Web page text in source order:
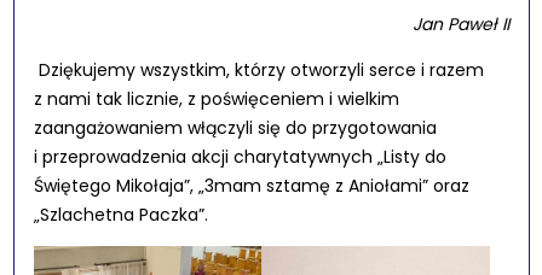
Jan Paweł II
Dziękujemy wszystkim, którzy otworzyli serce i razem
z nami tak licznie, z poświęceniem i wielkim
zaangażowaniem włączyli się do przygotowania
i przeprowadzenia akcji charytatywnych „Listy do
Świętego Mikołaja”, „3mam sztamę z Aniołami” oraz
„Szlachetna Paczka”.